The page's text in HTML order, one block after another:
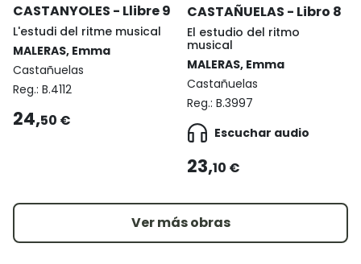
CASTANYOLES - Llibre 9
L'estudi del ritme musical
MALERAS, Emma
Castañuelas
Reg.: B.4112
24,50 €
CASTAÑUELAS - Libro 8
El estudio del ritmo
musical
MALERAS, Emma
Castañuelas
Reg.: B.3997
Escuchar audio
23,10 €
Ver más obras